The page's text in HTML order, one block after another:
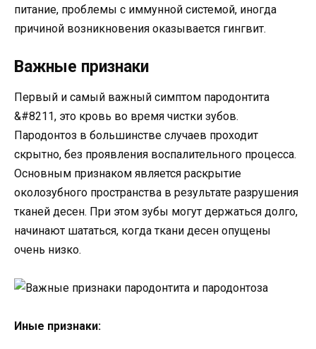
питание, проблемы с иммунной системой, иногда
причиной возникновения оказывается гингвит.
Важные признаки
Первый и самый важный симптом пародонтита
&#8211, это кровь во время чистки зубов.
Пародонтоз в большинстве случаев проходит
скрытно, без проявления воспалительного процесса.
Основным признаком является раскрытие
околозубного пространства в результате разрушения
тканей десен. При этом зубы могут держаться долго,
начинают шататься, когда ткани десен опущены
очень низко.
Иные признаки: